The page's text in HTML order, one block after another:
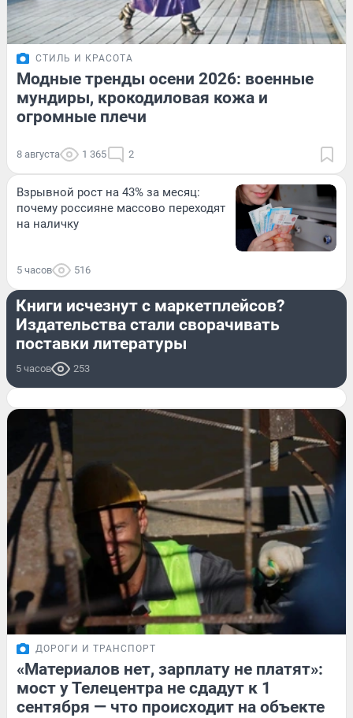
СТИЛЬ И КРАСОТА
Модные тренды осени 2026: военные
мундиры, крокодиловая кожа и
огромные плечи
8 августа 1 365 2
Взрывной рост на 43% за месяц:
почему россияне массово переходят
на наличку
5 часов 516
СТРАНА И МИР
Книги исчезнут с маркетплейсов?
Издательства стали сворачивать
поставки литературы
5 часов 253
ДОРОГИ И ТРАНСПОРТ
«Материалов нет, зарплату не платят»:
мост у Телецентра не сдадут к 1
сентября — что происходит на объекте